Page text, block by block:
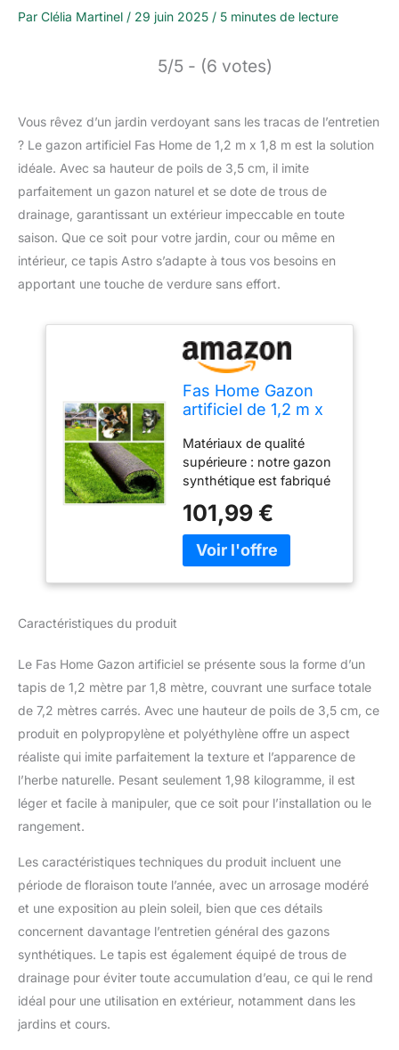
Par Clélia Martinel / 29 juin 2025 / 5 minutes de lecture
5/5 - (6 votes)
Vous rêvez d’un jardin verdoyant sans les tracas de l’entretien
? Le gazon artificiel Fas Home de 1,2 m x 1,8 m est la solution
idéale. Avec sa hauteur de poils de 3,5 cm, il imite
parfaitement un gazon naturel et se dote de trous de
drainage, garantissant un extérieur impeccable en toute
saison. Que ce soit pour votre jardin, cour ou même en
intérieur, ce tapis Astro s’adapte à tous vos besoins en
apportant une touche de verdure sans effort.
Fas Home Gazon
artificiel de 1,2 m x
hauteur des poils
de 3,5 cm, gazon
synthétique
réaliste, trous de
drainage, tapis pour
intérieur et
extérieur, tapis
Matériaux de qualité
supérieure : notre gazon
synthétique est fabriqué
de haute qualité,
résilience et durabilité
supérieures, construit en
gazon artificiel
extrêmement haute
densité. Aspect naturel :
motif 4 tons est doux,
luxuriant et la chaume
ressemble à de l'herbe
naturelle, vous offrant un
parfait pour tous les
projets d'intérieur et
d'extérieur. Économisez
de l'argent et du temps :
faible coût d'entretien,
juste des années de
plaisir avec la famille, les
amis et les animaux de
compagnie et ils n'auront
101,99 €
Caractéristiques du produit
Le Fas Home Gazon artificiel se présente sous la forme d’un
tapis de 1,2 mètre par 1,8 mètre, couvrant une surface totale
de 7,2 mètres carrés. Avec une hauteur de poils de 3,5 cm, ce
produit en polypropylène et polyéthylène offre un aspect
réaliste qui imite parfaitement la texture et l’apparence de
l’herbe naturelle. Pesant seulement 1,98 kilogramme, il est
léger et facile à manipuler, que ce soit pour l’installation ou le
rangement.
Les caractéristiques techniques du produit incluent une
période de floraison toute l’année, avec un arrosage modéré
et une exposition au plein soleil, bien que ces détails
concernent davantage l’entretien général des gazons
synthétiques. Le tapis est également équipé de trous de
drainage pour éviter toute accumulation d’eau, ce qui le rend
idéal pour une utilisation en extérieur, notamment dans les
jardins et cours.